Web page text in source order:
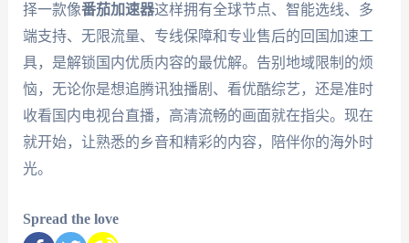
择一款像番茄加速器这样拥有全球节点、智能选线、多
端支持、无限流量、专线保障和专业售后的回国加速工
具，是解锁国内优质内容的最优解。告别地域限制的烦
恼，无论你是想追腾讯独播剧、看优酷综艺，还是准时
收看国内电视台直播，高清流畅的画面就在指尖。现在
就开始，让熟悉的乡音和精彩的内容，陪伴你的海外时
光。
Spread the love